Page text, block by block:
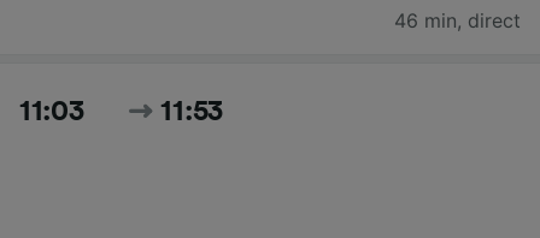
46 min, direct
11:03 11:53